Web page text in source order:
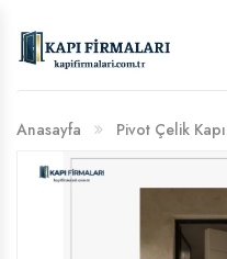
BANKA HESAP
Anasayfa Pivot Çelik Kapı